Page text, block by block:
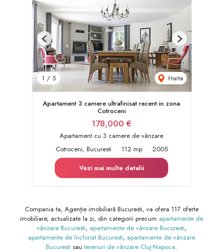
1 / 5 Harta
Previous Next
Apartament 3 camere ultrafinisat recent in zona
Cotroceni
178,000 €
Apartament cu 3 camere de vânzare
Cotroceni, Bucuresti
112 mp
2005
Vezi mai multe detalii
Compania ta, Agenție imobiliară Bucuresti, va ofera 117 oferte
imobiliare, actualizate la zi, din categorii precum apartamente de
vânzare Bucuresti, apartamente de vânzare Bucuresti,
apartamente de închiriat Bucuresti, apartamente de vânzare
Bucuresti sau terenuri de vânzare Cluj-Napoca.